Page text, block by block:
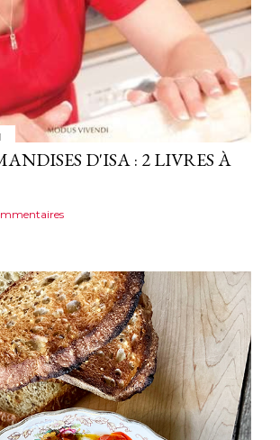
D'ISA : 2 LIVRES À